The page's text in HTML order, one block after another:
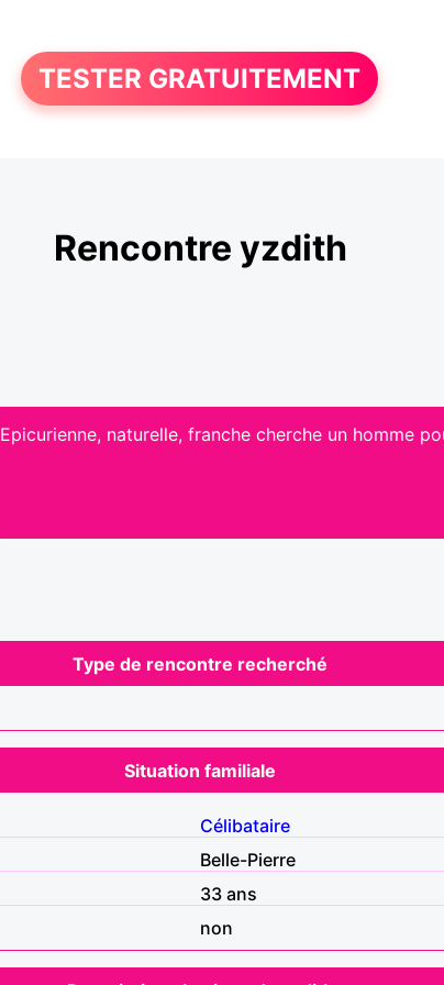
TESTER GRATUITEMENT
Rencontre yzdith
Epicurienne, naturelle, franche cherche un homme
Type de rencontre recherché
Situation familiale
Célibataire
Belle-Pierre
33 ans
non